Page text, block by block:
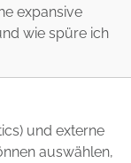
expansive
wie spüre ich
In geschützten
und externe
auswählen,